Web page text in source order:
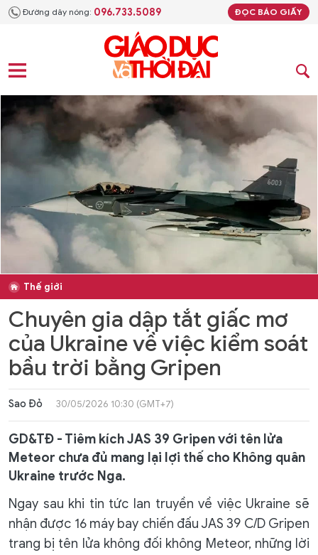
Đường dây nóng: 096.733.5089 ĐỌC BÁO GIẤY
Thế giới
Chuyên gia dập tắt giấc mơ
của Ukraine về việc kiểm soát
bầu trời bằng Gripen
Sao Đỏ 30/05/2026 10:30 (GMT+7)
GD&TĐ - Tiêm kích JAS 39 Gripen với tên lửa
Meteor chưa đủ mang lại lợi thế cho Không quân
Ukraine trước Nga.
Ngay sau khi tin tức lan truyền về việc Ukraine sẽ
nhận được 16 máy bay chiến đấu JAS 39 C/D Gripen
trang bị tên lửa không đối không Meteor, những lời